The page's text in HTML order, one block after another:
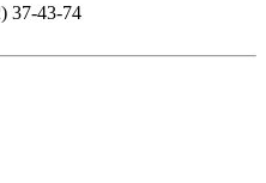
37-43-74